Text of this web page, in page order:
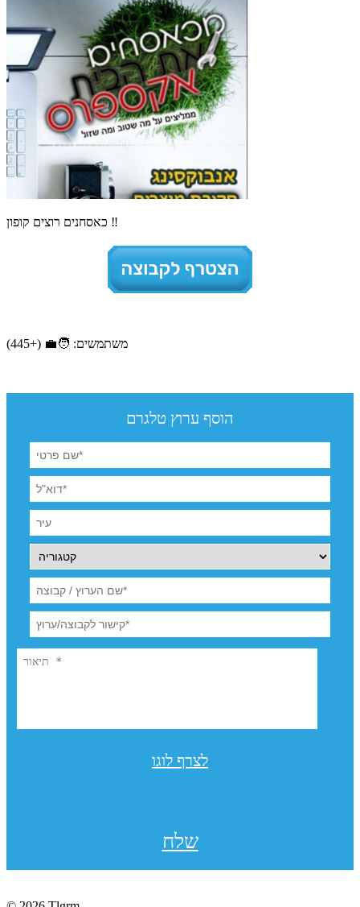
כאסחנים רוצים קופון ‼
משתמשים: 🧑‍💼 (+445)
הוסף ערוץ טלגרם
לצרף לוגו
שלח